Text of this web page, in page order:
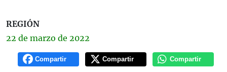
REGIÓN
22 de marzo de 2022
Compartir Compartir Compartir